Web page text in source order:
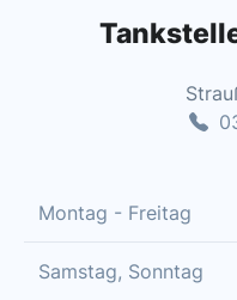
Montag - Freitag
Samstag, Sonntag